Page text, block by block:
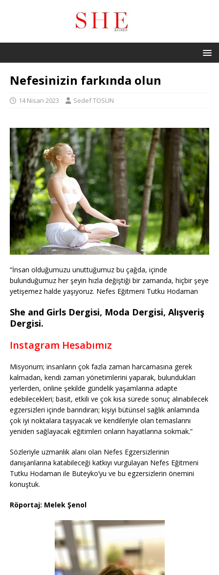
Nefesinizin farkında olun
14 Nisan 2023 Sedef TOSUN
“İnsan olduğumuzu unuttuğumuz bu çağda, içinde
bulunduğumuz her şeyin hızla değiştiği bir zamanda, hiçbir şeye
yetişemez halde yaşıyoruz. Nefes Eğitmeni Tutku Hodaman
She and Girls Dergisi, Moda Dergisi, Alışveriş
Dergisi.
Instagram Hesabımız
Misyonum; insanların çok fazla zaman harcamasına gerek
kalmadan, kendi zaman yönetimlerini yaparak, bulundukları
yerlerden, online şekilde gündelik yaşamlarına adapte
edebilecekleri; basit, etkili ve çok kısa sürede sonuç alınabilecek
egzersizleri içinde barındıran; kişiyi bütünsel sağlık anlamında
çok iyi noktalara taşıyacak ve kendileriyle olan temaslarını
yeniden sağlayacak eğitimleri onların hayatlarına sokmak.”
Sözleriyle uzmanlık alanı olan Nefes Egzersizlerinin
danışanlarına katabileceği katkıyı vurgulayan Nefes Eğitmeni
Tutku Hodaman ile Buteyko’yu ve bu egzersizlerin önemini
konuştuk.
Röportaj: Melek Şenol